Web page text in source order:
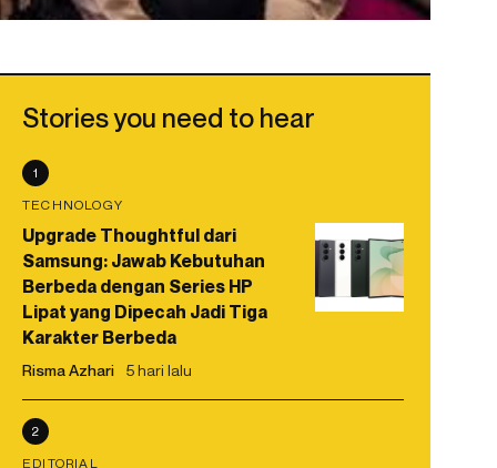
Stories you need to hear
1
TECHNOLOGY
Upgrade Thoughtful dari
Samsung: Jawab Kebutuhan
Berbeda dengan Series HP
Lipat yang Dipecah Jadi Tiga
Karakter Berbeda
Risma Azhari 5 hari lalu
2
EDITORIAL